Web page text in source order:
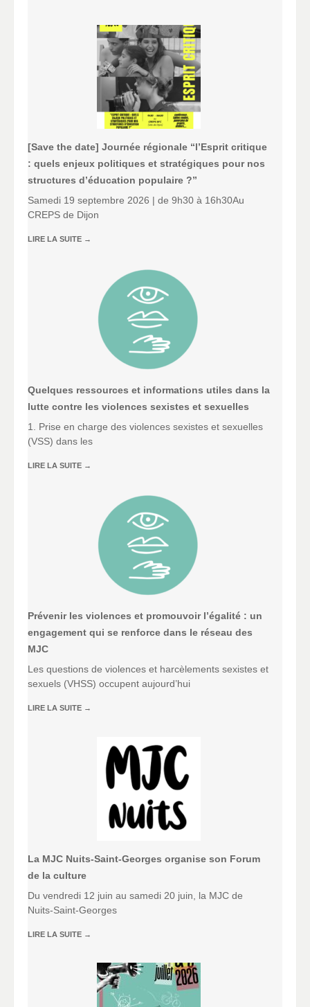
[Save the date] Journée régionale “l’Esprit critique
: quels enjeux politiques et stratégiques pour nos
structures d’éducation populaire ?”
Samedi 19 septembre 2026 | de 9h30 à 16h30Au
CREPS de Dijon
LIRE LA SUITE →
Quelques ressources et informations utiles dans la
lutte contre les violences sexistes et sexuelles
1. Prise en charge des violences sexistes et sexuelles
(VSS) dans les
LIRE LA SUITE →
Prévenir les violences et promouvoir l’égalité : un
engagement qui se renforce dans le réseau des
MJC
Les questions de violences et harcèlements sexistes et
sexuels (VHSS) occupent aujourd’hui
LIRE LA SUITE →
La MJC Nuits-Saint-Georges organise son Forum
de la culture
Du vendredi 12 juin au samedi 20 juin, la MJC de
Nuits-Saint-Georges
LIRE LA SUITE →